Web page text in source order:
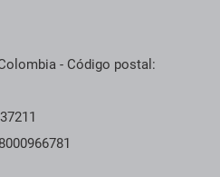
- Código postal: